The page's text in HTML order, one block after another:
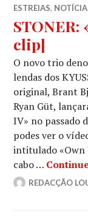
ESTREIAS,
STONER:
clip]
O novo trio
lendas dos
original, Brant
Ryan Güt,
IV» no passado
podes ver o
intitulado «Own
cabo …
REDACÇÃO